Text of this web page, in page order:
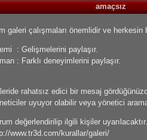
amaçsız
galeri çalışmaları önemlidir ve herkesin
: Gelişmelerini paylaşır.
: Farklı deneyimlerini paylaşır.
rahatsız edici bir mesaj
uyuyor olabilir veya yönetici
değerlendirilip ilgili kişiler
www.tr3d.com/kurallar/galeri/